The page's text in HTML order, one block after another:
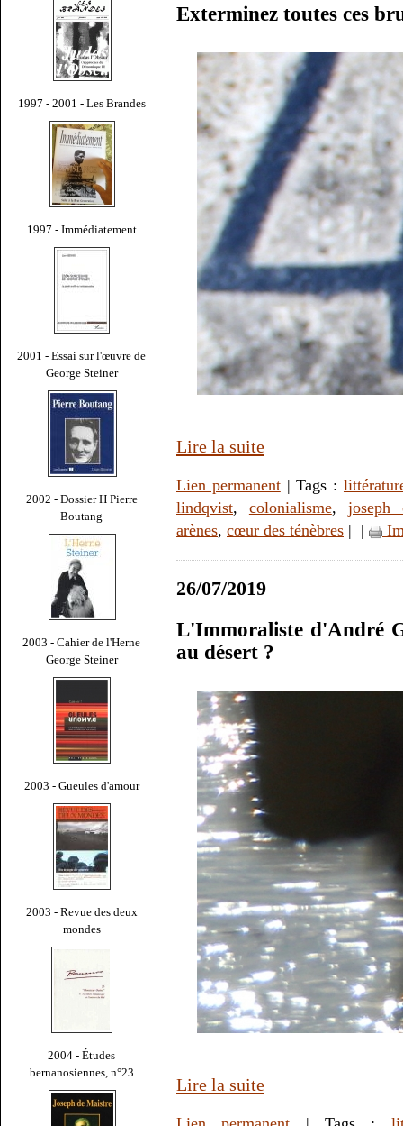
1997 - 2001 - Les Brandes
1997 - Immédiatement
2001 - Essai sur l'œuvre de
George Steiner
2002 - Dossier H Pierre
Boutang
2003 - Cahier de l'Herne
George Steiner
2003 - Gueules d'amour
2003 - Revue des deux
mondes
2004 - Études
bernanosiennes, n°23
Exterminez toutes ces
Lire la suite
Lien permanent| Tags :
lindqvist, colonialisme, joseph
arènes, cœur des ténèbres | |
26/07/2019
L'Immoraliste d'André
au désert ?
Lire la suite